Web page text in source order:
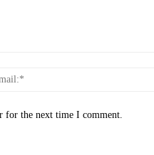
for the next time I comment.